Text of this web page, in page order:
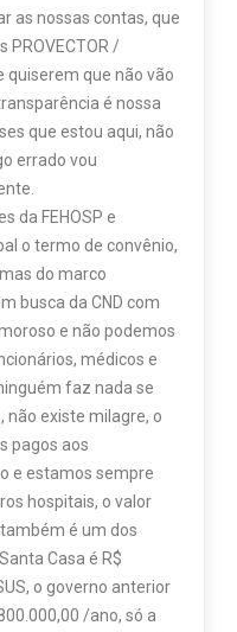
as nossas contas, que
PROVECTOR /
quiserem que não vão
é nossa
que estou aqui, não
errado vou
da FEHOSP e
o termo de convênio,
do marco
busca da CND com
e não podemos
médicos e
faz nada se
não existe milagre, o
pagos aos
e estamos sempre
hospitais, o valor
é um dos
Casa é R$
o governo anterior
/ano, só a